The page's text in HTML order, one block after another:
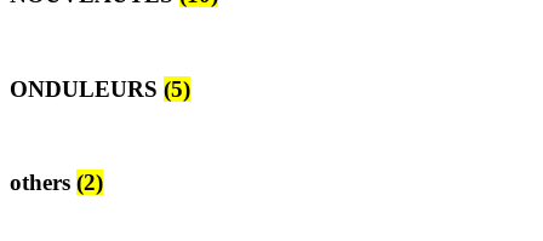
ONDULEURS (5)
others (2)